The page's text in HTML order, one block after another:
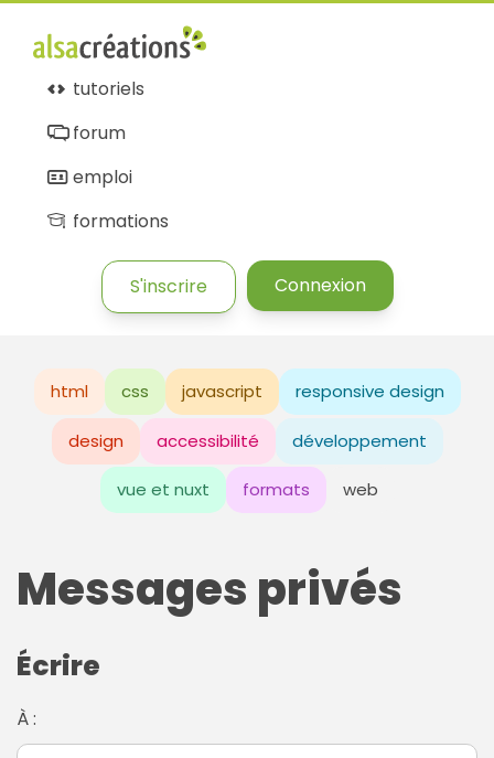
tutoriels
forum
emploi
formations
S'inscrire Connexion
html css javascript responsive design
design accessibilité développement
vue et nuxt formats web
Messages privés
Écrire
À :